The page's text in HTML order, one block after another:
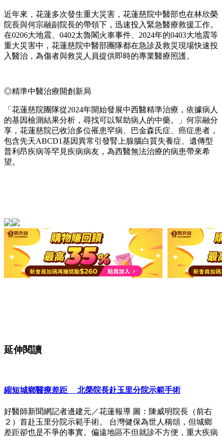
近年來，花蓮多次發生重大災害，花蓮慈院中醫部也在林欣榮
院長與何宗融副院長的帶領下，迅速投入緊急醫療救援工作。
在0206大地震、0402太魯閣火車事件、2024年的0403大地震等
重大災害中，花蓮慈院中醫部團隊都在急診及救災現場快速投
入醫治，為傷者與救災人員提供即時的專業醫療照護。
◎精準中醫治療開創新局
「花蓮慈院團隊從2024年開始發展中西醫精準治療，依據病人
的基因檢測結果分析，尋找可以幫助病人的中藥。」何宗融分
享，花蓮慈院已收治多位罹患罕病、巴金森氏症、癌症患者，
包含先天ABCD1基因異常引發腎上腺腦白質失養症、遺傳型
普利昂疾病等罕見疾病病友，為西醫無法治療的病患帶來希
望。
延伸閱讀
縮短城鄉醫療差距 北榮院長赴玉里分院示範手術
好醫師新聞網記者邊建元／花蓮報導 圖：陳威明院長（前右
２）首赴玉里分院示範手術。 台灣健保為世人稱頌，但城鄉
差距卻也是不爭的事實。偏遠地區不但就診不方便，重大疾病